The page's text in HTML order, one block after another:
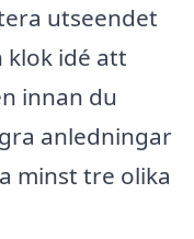
utseendet
klok idé att
innan du
anledningar
minst tre olika